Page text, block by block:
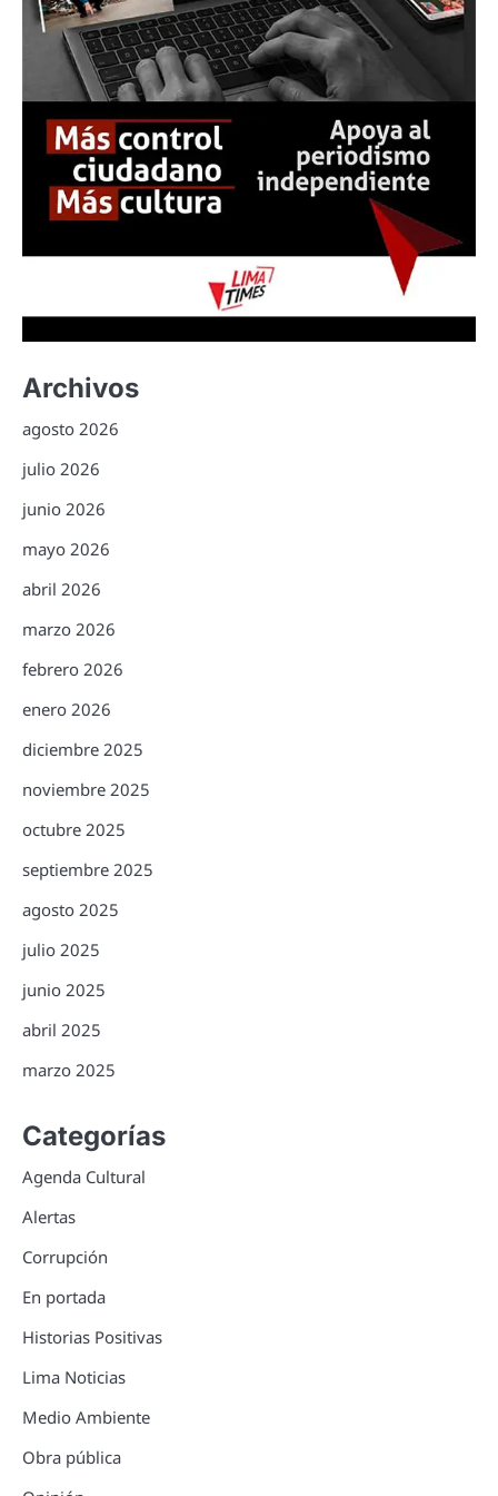
Archivos
agosto 2026
julio 2026
junio 2026
mayo 2026
abril 2026
marzo 2026
febrero 2026
enero 2026
diciembre 2025
noviembre 2025
octubre 2025
septiembre 2025
agosto 2025
julio 2025
junio 2025
abril 2025
marzo 2025
Categorías
Agenda Cultural
Alertas
Corrupción
En portada
Historias Positivas
Lima Noticias
Medio Ambiente
Obra pública